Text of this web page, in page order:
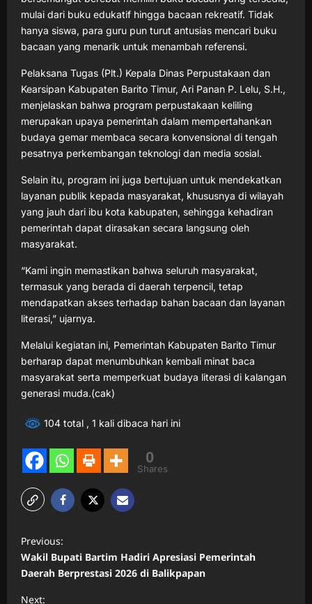
mulai dari buku edukatif hingga bacaan rekreatif. Tidak
hanya siswa, para guru pun turut antusias mencari buku
bacaan yang menarik untuk menambah referensi.
Pelaksana Tugas (Plt.) Kepala Dinas Perpustakaan dan
Kearsipan Kabupaten Barito Timur, Ari Panan P. Lelu, S.H.,
menjelaskan bahwa program perpustakaan keliling
merupakan upaya pemerintah dalam mempertahankan
budaya gemar membaca secara konvensional di tengah
pesatnya perkembangan teknologi dan media sosial.
Selain itu, program ini juga bertujuan untuk mendekatkan
layanan publik kepada masyarakat, khususnya di wilayah
yang jauh dari ibu kota kabupaten, sehingga kehadiran
pemerintah dapat dirasakan secara langsung oleh
masyarakat.
“Kami ingin memastikan bahwa seluruh masyarakat,
termasuk yang berada di daerah terpencil, tetap
mendapatkan akses terhadap bahan bacaan dan layanan
literasi,” ujarnya.
Melalui kegiatan ini, Pemerintah Kabupaten Barito Timur
berharap dapat menumbuhkan kembali minat baca
masyarakat serta memperkuat budaya literasi di kalangan
generasi muda.(cak)
104 total , 1 kali dibaca hari ini
0
Shares
o
s
t
Previous:
Wakil Bupati Bartim Hadiri Apresiasi Pemerintah
Daerah Berprestasi 2026 di Balikpapan
Next: